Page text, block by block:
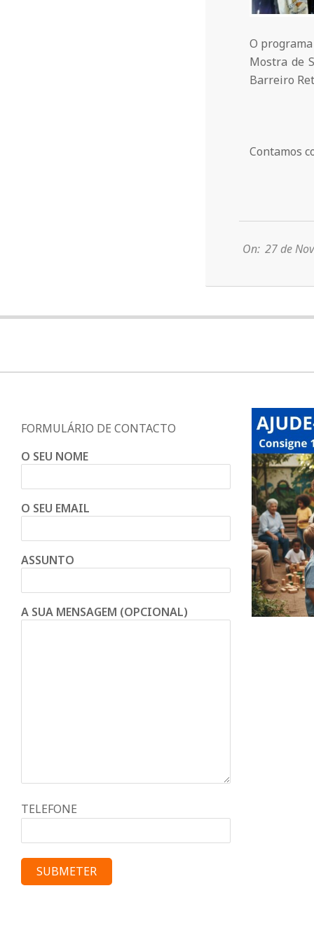
O
Mostra de
Barreiro
Contamos
27
On: 27 de
FORMULÁRIO DE CONTACTO
O SEU NOME
O SEU EMAIL
ASSUNTO
A SUA MENSAGEM (OPCIONAL)
TELEFONE